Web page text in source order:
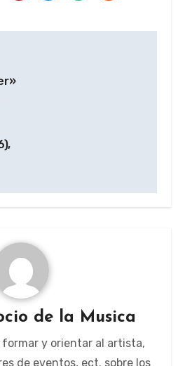
de la Musica
y orientar al artista,
de eventos, ect. sobre los